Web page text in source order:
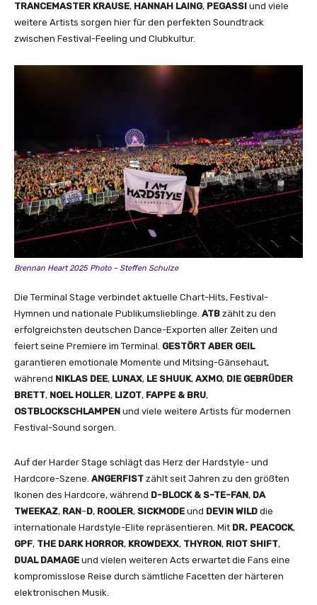
TRANCEMASTER KRAUSE, HANNAH LAING, PEGASSI und viele
weitere Artists sorgen hier für den perfekten Soundtrack
zwischen Festival-Feeling und Clubkultur.
Brennan Heart 2025 Photo – Steffen Schulze
Die Terminal Stage verbindet aktuelle Chart-Hits, Festival-
Hymnen und nationale Publikumslieblinge. ATB zählt zu den
erfolgreichsten deutschen Dance-Exporten aller Zeiten und
feiert seine Premiere im Terminal. GESTÖRT ABER GEIL
garantieren emotionale Momente und Mitsing-Gänsehaut,
während NIKLAS DEE, LUNAX, LE SHUUK, AXMO, DIE GEBRÜDER
BRETT, NOEL HOLLER, LIZOT, FAPPE & BRU,
OSTBLOCKSCHLAMPEN und viele weitere Artists für modernen
Festival-Sound sorgen.
Auf der Harder Stage schlägt das Herz der Hardstyle- und
Hardcore-Szene. ANGERFIST zählt seit Jahren zu den größten
Ikonen des Hardcore, während D-BLOCK & S-TE-FAN, DA
TWEEKAZ, RAN–D, ROOLER, SICKMODE und DEVIN WILD die
internationale Hardstyle-Elite repräsentieren. Mit DR. PEACOCK,
GPF, THE DARK HORROR, KROWDEXX, THYRON, RIOT SHIFT,
DUAL DAMAGE und vielen weiteren Acts erwartet die Fans eine
kompromisslose Reise durch sämtliche Facetten der härteren
elektronischen Musik.